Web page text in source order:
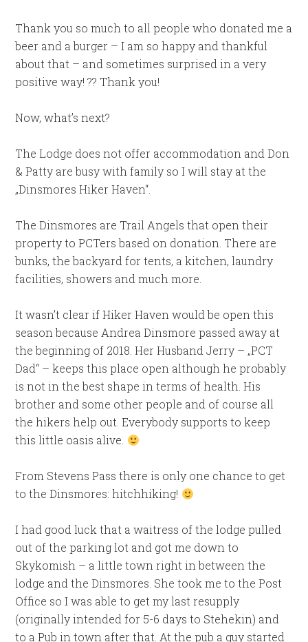
Thank you so much to all people who donated me a
beer and a burger – I am so happy and thankful
about that – and sometimes surprised in a very
positive way! ?? Thank you!
Now, what’s next?
The Lodge does not offer accommodation and Don
& Patty are busy with family so I will stay at the
„Dinsmores Hiker Haven“.
The Dinsmores are Trail Angels that open their
property to PCTers based on donation. There are
bunks, the backyard for tents, a kitchen, laundry
facilities, showers and much more.
It wasn’t clear if Hiker Haven would be open this
season because Andrea Dinsmore passed away at
the beginning of 2018. Her Husband Jerry – „PCT
Dad“ – keeps this place open although he probably
is not in the best shape in terms of health. His
brother and some other people and of course all
the hikers help out. Everybody supports to keep
this little oasis alive.
From Stevens Pass there is only one chance to get
to the Dinsmores: hitchhiking!
I had good luck that a waitress of the lodge pulled
out of the parking lot and got me down to
Skykomish – a little town right in between the
lodge and the Dinsmores. She took me to the Post
Office so I was able to get my last resupply
(originally intended for 5-6 days to Stehekin) and
to a Pub in town after that. At the pub a guy started